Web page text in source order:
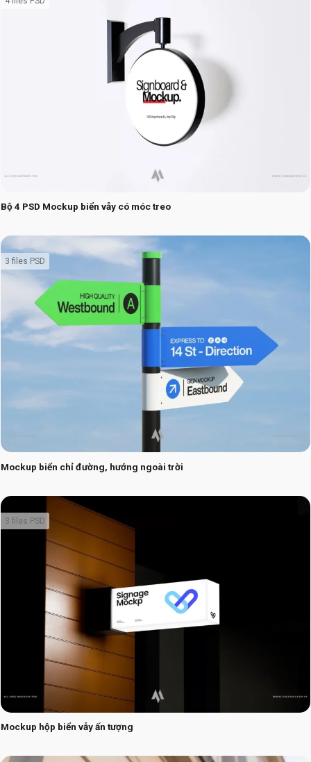
Bộ 4 PSD Mockup biển vẫy có móc treo
Mockup biển chỉ đường, hướng ngoài trời
3 files PSD
Mockup hộp biển vẫy ấn tượng
3 files PSD